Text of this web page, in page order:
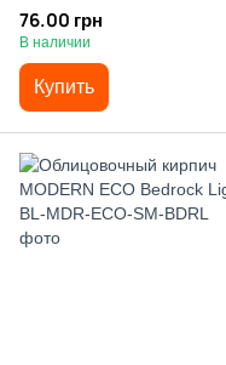
76.00 грн
В наличии
Купить